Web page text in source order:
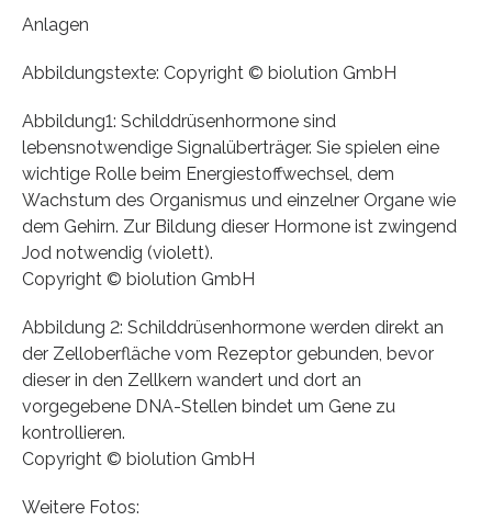
Anlagen
Abbildungstexte: Copyright © biolution GmbH
Abbildung1: Schilddrüsenhormone sind
lebensnotwendige Signalüberträger. Sie spielen eine
wichtige Rolle beim Energiestoffwechsel, dem
Wachstum des Organismus und einzelner Organe wie
dem Gehirn. Zur Bildung dieser Hormone ist zwingend
Jod notwendig (violett).
Copyright © biolution GmbH
Abbildung 2: Schilddrüsenhormone werden direkt an
der Zelloberfläche vom Rezeptor gebunden, bevor
dieser in den Zellkern wandert und dort an
vorgegebene DNA-Stellen bindet um Gene zu
kontrollieren.
Copyright © biolution GmbH
Weitere Fotos: